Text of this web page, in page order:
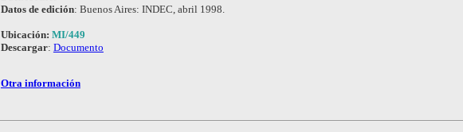
Datos de edición: Buenos Aires: INDEC, abril 1998.
Ubicación: MI/449
Descargar: Documento
Otra información